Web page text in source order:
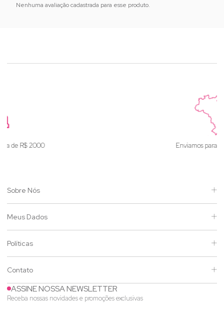
Nenhuma avaliação cadastrada para esse produto.
Sobre Nós
Meus Dados
Políticas
Contato
ASSINE NOSSA NEWSLETTER
Receba nossas novidades e promoções exclusivas